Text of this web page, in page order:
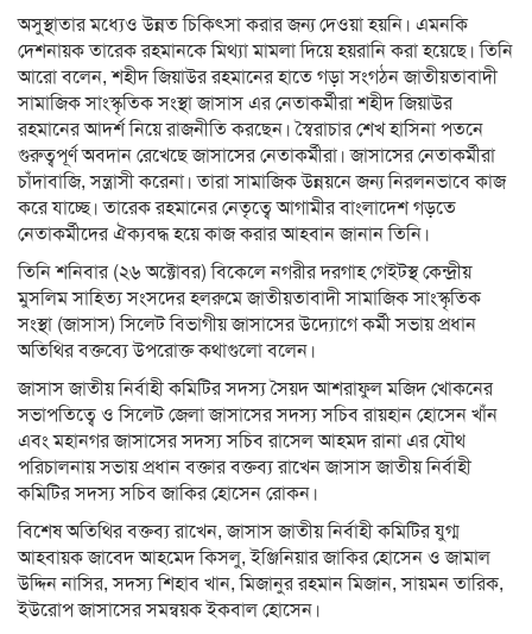
অসুস্থাতার মধ্যেও উন্নত চিকিৎসা করার জন্য দেওয়া হয়নি। এমনকি
দেশনায়ক তারেক রহমানকে মিথ্যা মামলা দিয়ে হয়রানি করা হয়েছে। তিনি
আরো বলেন, শহীদ জিয়াউর রহমানের হাতে গড়া সংগঠন জাতীয়তাবাদী
সামাজিক সাংস্কৃতিক সংস্থা জাসাস এর নেতাকর্মীরা শহীদ জিয়াউর
রহমানের আদর্শ নিয়ে রাজনীতি করছেন। স্বৈরাচার শেখ হাসিনা পতনে
গুরুত্বপূর্ণ অবদান রেখেছে জাসাসের নেতাকর্মীরা। জাসাসের নেতাকর্মীরা
চাঁদাবাজি, সন্ত্রাসী করেনা। তারা সামাজিক উন্নয়নে জন্য নিরলনভাবে কাজ
করে যাচ্ছে। তারেক রহমানের নেতৃত্বে আগামীর বাংলাদেশ গড়তে
নেতাকর্মীদের ঐক্যবদ্ধ হয়ে কাজ করার আহবান জানান তিনি।
তিনি শনিবার (২৬ অক্টোবর) বিকেলে নগরীর দরগাহ গেইটস্থ কেন্দ্রীয়
মুসলিম সাহিত্য সংসদের হলরুমে জাতীয়তাবাদী সামাজিক সাংস্কৃতিক
সংস্থা (জাসাস) সিলেট বিভাগীয় জাসাসের উদ্যোগে কর্মী সভায় প্রধান
অতিথির বক্তব্যে উপরোক্ত কথাগুলো বলেন।
জাসাস জাতীয় নির্বাহী কমিটির সদস্য সৈয়দ আশরাফুল মজিদ খোকনের
সভাপতিত্বে ও সিলেট জেলা জাসাসের সদস্য সচিব রায়হান হোসেন খাঁন
এবং মহানগর জাসাসের সদস্য সচিব রাসেল আহমদ রানা এর যৌথ
পরিচালনায় সভায় প্রধান বক্তার বক্তব্য রাখেন জাসাস জাতীয় নির্বাহী
কমিটির সদস্য সচিব জাকির হোসেন রোকন।
বিশেষ অতিথির বক্তব্য রাখেন, জাসাস জাতীয় নির্বাহী কমিটির যুগ্ম
আহবায়ক জাবেদ আহমেদ কিসলু, ইঞ্জিনিয়ার জাকির হোসেন ও জামাল
উদ্দিন নাসির, সদস্য শিহাব খান, মিজানুর রহমান মিজান, সায়মন তারিক,
ইউরোপ জাসাসের সমন্বয়ক ইকবাল হোসেন।